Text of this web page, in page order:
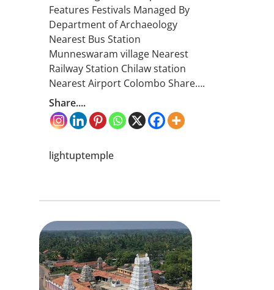
Features Festivals Managed By
Department of Archaeology
Nearest Bus Station
Munneswaram village Nearest
Railway Station Chilaw station
Nearest Airport Colombo Share….
Share....
lightuptemple